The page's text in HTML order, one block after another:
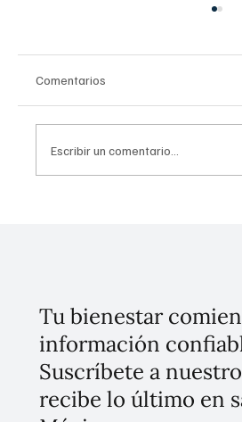
Comentarios
Escribir un comentario...
Tu bienestar
información
Suscríbete a
recibe lo último en